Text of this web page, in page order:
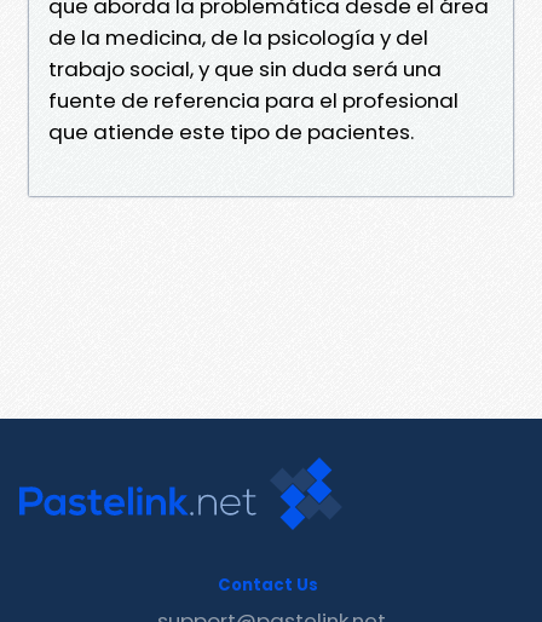
que aborda la problemática desde el área
de la medicina, de la psicología y del
trabajo social, y que sin duda será una
fuente de referencia para el profesional
que atiende este tipo de pacientes.
Contact Us